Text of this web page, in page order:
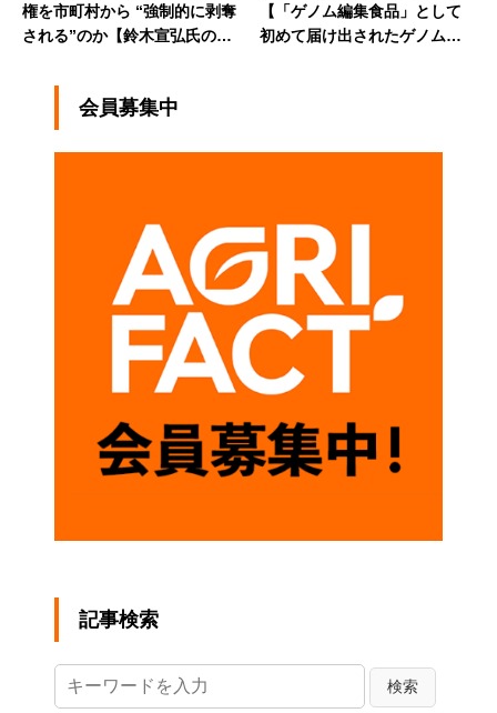
権を市町村から “強制的に剥奪
される”のか【鈴木宣弘氏の食
【「ゲノム編集食品」として
初めて届け出されたゲノム編
会員募集中
記事検索